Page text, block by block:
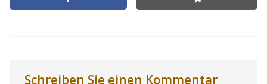
Schreiben Sie einen Kommentar